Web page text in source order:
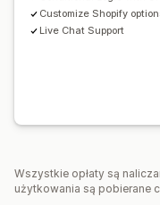
Automatyczne
Customize Shopify
Live Chat Support
Wszystkie opłaty są
użytkowania są pobierane